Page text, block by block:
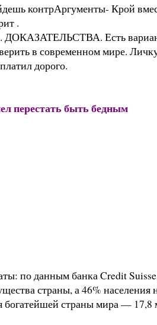
контрАргументы- Крой
.
Есть
в современном мире.
дорого.
перестать быть бедным
по данным банка Credit
страны, а 46%
богатейшей страны мира —